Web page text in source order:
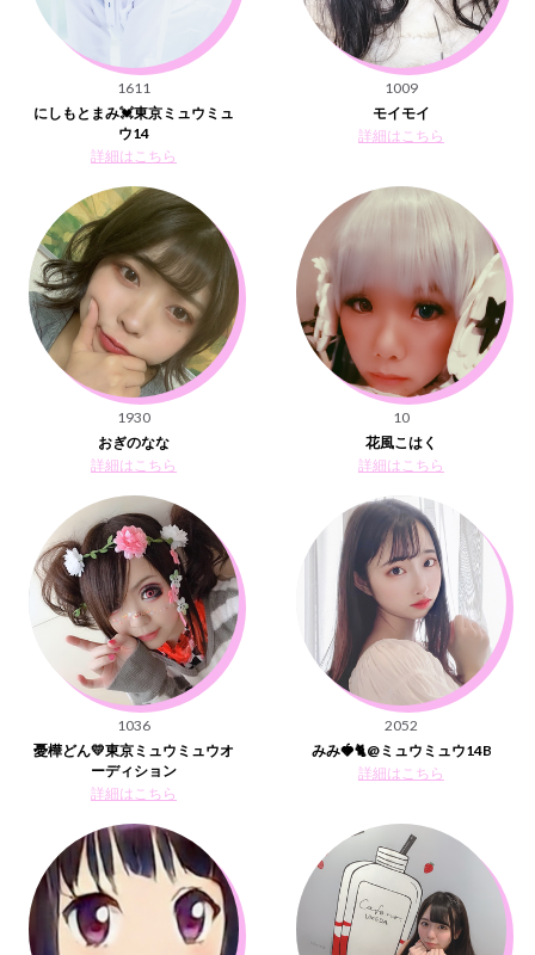
1611
にしもとまみ💓東京ミュウミュ
ウ14
詳細はこちら
1009
モイモイ
詳細はこちら
1930
おぎのなな
詳細はこちら
10
花風こはく
詳細はこちら
1036
憂樺どん💛東京ミュウミュウオ
ーディション
詳細はこちら
2052
みみ🍓🐈@ミュウミュウ14B
詳細はこちら